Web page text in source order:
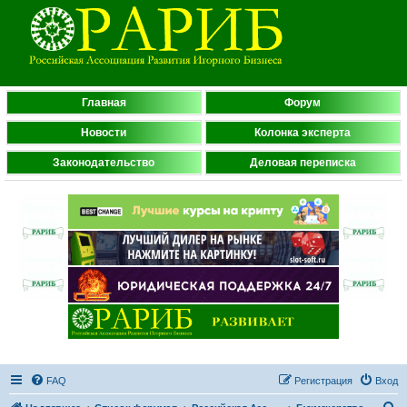
Главная Форум
Новости Колонка эксперта
Законодательство Деловая переписка
FAQ Вход
Регистрация